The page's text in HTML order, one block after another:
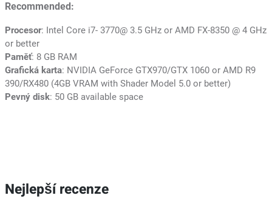
Recommended:
Procesor: Intel Core i7- 3770@ 3.5 GHz or AMD FX-8350 @ 4 GHz
or better
Paměť: 8 GB RAM
Grafická karta: NVIDIA GeForce GTX970/GTX 1060 or AMD R9
390/RX480 (4GB VRAM with Shader Model 5.0 or better)
Pevný disk: 50 GB available space
Nejlepší recenze